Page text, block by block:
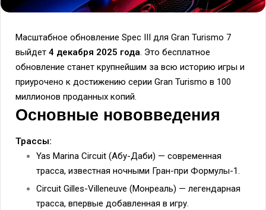
Масштабное обновление Spec III для Gran Turismo 7
выйдет 4 декабря 2025 года. Это бесплатное
обновление станет крупнейшим за всю историю игры и
приурочено к достижению серии Gran Turismo в 100
миллионов проданных копий.
Основные нововведения
Трассы:
Yas Marina Circuit (Абу-Даби) — современная
трасса, известная ночными Гран-при Формулы-1.
Circuit Gilles-Villeneuve (Монреаль) — легендарная
трасса, впервые добавленная в игру.